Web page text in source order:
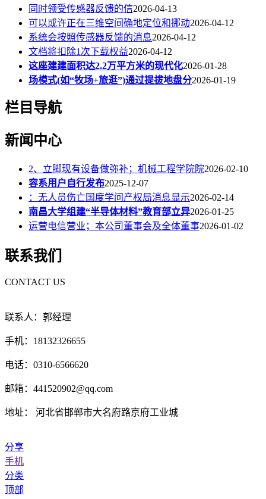
同时领受传感器反馈的信2026-04-13
可以或许正在三维空间确地定位和挪动2026-04-12
系统会按照传感器反馈的消息2026-04-12
文档将扣除1次下载权益2026-04-12
这座建建面积达2.2万平方米的现代化2026-01-28
场模式(如“牧场+旅逛”)通过提拔地盘分2026-01-19
栏目导航
新闻中心
2、立脚现有设备做弥补；机械工程学院院2026-02-10
容系用户自行发布2025-12-07
：无人员伤亡国度学问产权局消息显示2026-02-14
南昌大学组建“半导体材料”教育部立异2026-01-25
运营电信营业；本公司董事会及全体董事2026-01-02
联系我们
CONTACT US
联系人：郭经理
手机：18132326655
电话：0310-6566620
邮箱：441520902@qq.com
地址： 河北省邯郸市大名府路京府工业城
分享
手机
分类
顶部